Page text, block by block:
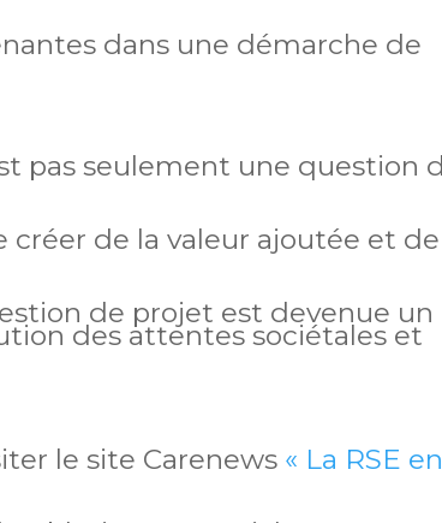
dans une démarche de
pas seulement une question
créer de la valeur ajoutée et de
de projet est devenue un
des attentes sociétales et
le site Carenews « La RSE